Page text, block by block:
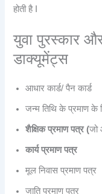
होती है I
युवा पुरस्कार
डाक्यूमेंट्स
आधार कार्ड/ पैन कार्ड
जन्म तिथि के प्रमाण के
शैक्षिक प्रमाण पत्र (जो
कार्य प्रमाण पत्र
मूल निवास प्रमाण पत्र
जाति प्रमाण पत्र